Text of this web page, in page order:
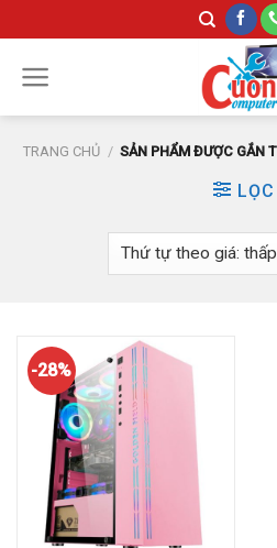
to
content
TRANG CHỦ / SẢN PHẨM ĐƯỢC GẮN
LỌC
-28%